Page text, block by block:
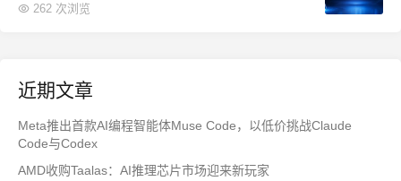
262 次浏览
近期文章
Meta推出首款AI编程智能体Muse Code，以低价挑战Claude
Code与Codex
AMD收购Taalas：AI推理芯片市场迎来新玩家